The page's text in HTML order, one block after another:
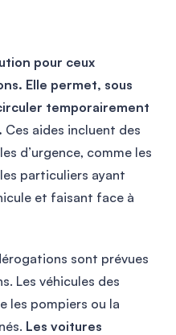
pour ceux
Elle permet, sous
temporairement
Ces aides incluent des
d’urgence, comme les
particuliers ayant
et faisant face à
sont prévues
Les véhicules des
les pompiers ou la
Les voitures